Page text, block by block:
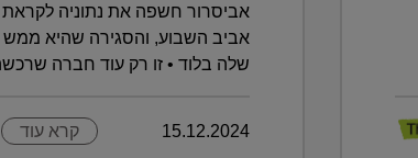
אביסרור חשפה את נתוניה
אביב השבוע, והסגירה שהיא
שלה בלוד • זו רק עוד חברה
15.12.2024 קרא עוד